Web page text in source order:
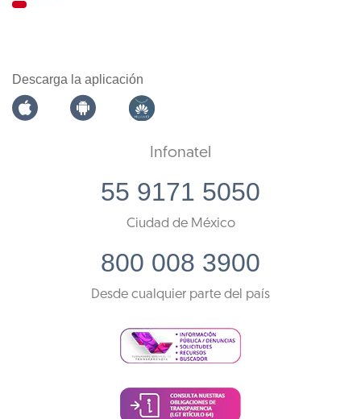
Descarga la aplicación
Infonatel
55 9171 5050
Ciudad de México
800 008 3900
Desde cualquier parte del país